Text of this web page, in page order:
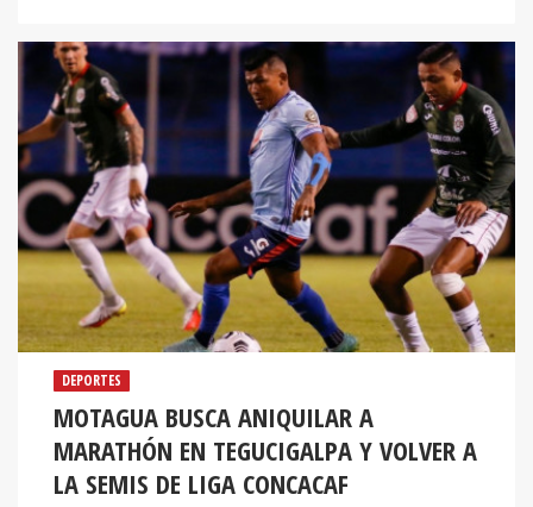
DEPORTES
MOTAGUA BUSCA ANIQUILAR A
MARATHÓN EN TEGUCIGALPA Y VOLVER A
LA SEMIS DE LIGA CONCACAF